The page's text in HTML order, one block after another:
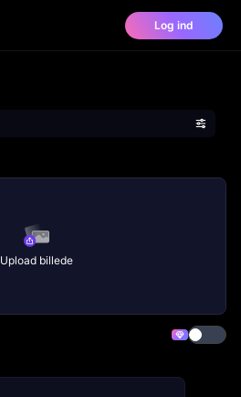
Log ind
Upload billede